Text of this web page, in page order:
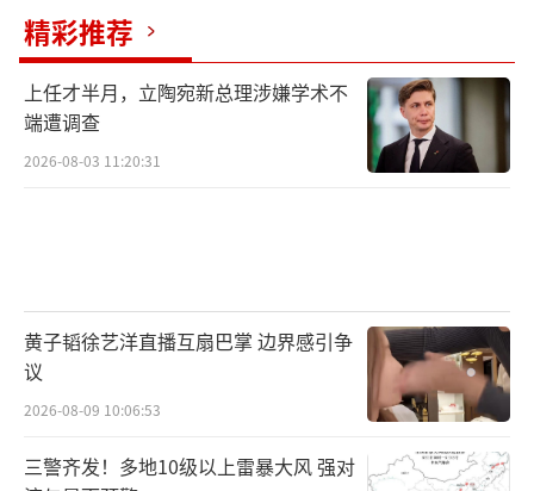
精彩推荐
上任才半月，立陶宛新总理涉嫌学术不
端遭调查
2026-08-03 11:20:31
黄子韬徐艺洋直播互扇巴掌 边界感引争
议
2026-08-09 10:06:53
三警齐发！多地10级以上雷暴大风 强对